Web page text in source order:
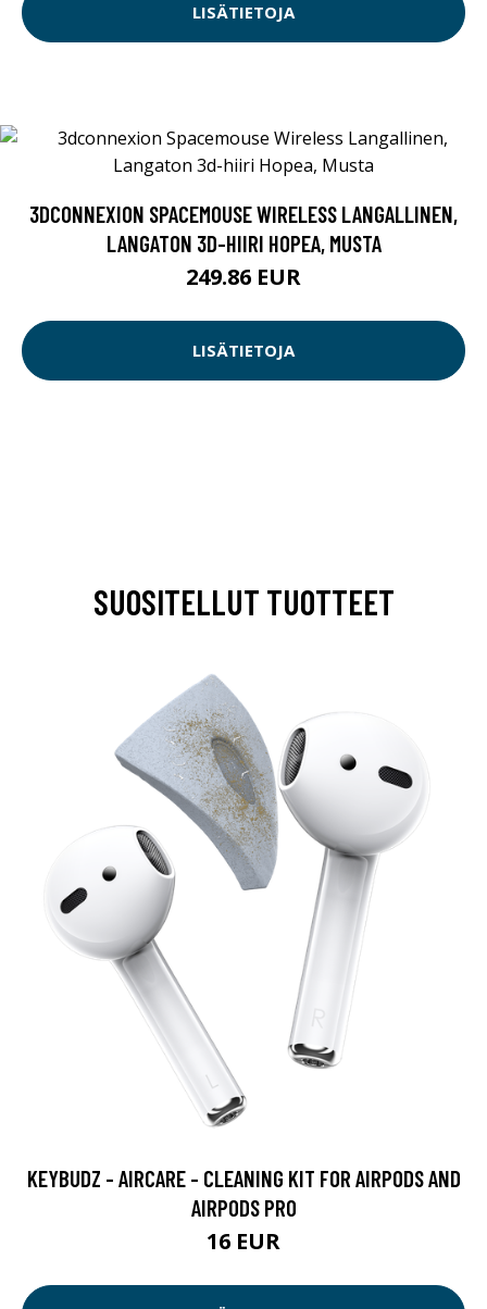
LISÄTIETOJA
3DCONNEXION SPACEMOUSE WIRELESS LANGALLINEN,
LANGATON 3D-HIIRI HOPEA, MUSTA
249.86 EUR
LISÄTIETOJA
SUOSITELLUT TUOTTEET
KEYBUDZ - AIRCARE - CLEANING KIT FOR AIRPODS AND
AIRPODS PRO
16 EUR